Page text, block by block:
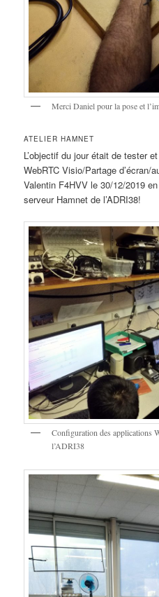
Merci Daniel pour la pose et
ATELIER HAMNET
L’objectif du jour était de tester
WebRTC Visio/Partage d’écran/
Valentin F4HVV le 30/12/2019
serveur Hamnet de l’ADRI38!
Configuration des applications
l’ADRI38